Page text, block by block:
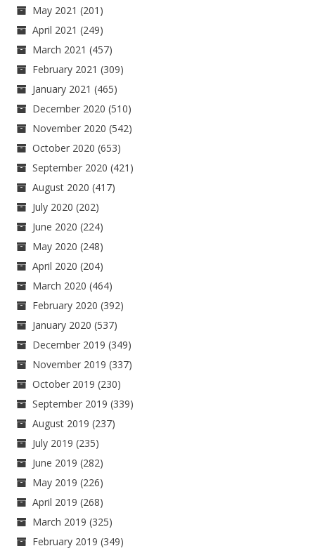
May 2021 (201)
April 2021 (249)
March 2021 (457)
February 2021 (309)
January 2021 (465)
December 2020 (510)
November 2020 (542)
October 2020 (653)
September 2020 (421)
August 2020 (417)
July 2020 (202)
June 2020 (224)
May 2020 (248)
April 2020 (204)
March 2020 (464)
February 2020 (392)
January 2020 (537)
December 2019 (349)
November 2019 (337)
October 2019 (230)
September 2019 (339)
August 2019 (237)
July 2019 (235)
June 2019 (282)
May 2019 (226)
April 2019 (268)
March 2019 (325)
February 2019 (349)